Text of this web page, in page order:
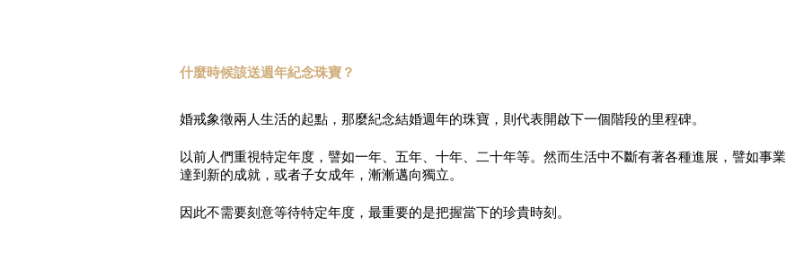
什麼時候該送週年紀念珠寶？
婚戒象徵兩人生活的起點，那麼紀念結婚週年的珠寶，則代表開啟下一個階段的里程碑。
以前人們重視特定年度，譬如一年、五年、十年、二十年等。然而生活中不斷有著各種進展，譬如事業
達到新的成就，或者子女成年，漸漸邁向獨立。
因此不需要刻意等待特定年度，最重要的是把握當下的珍貴時刻。